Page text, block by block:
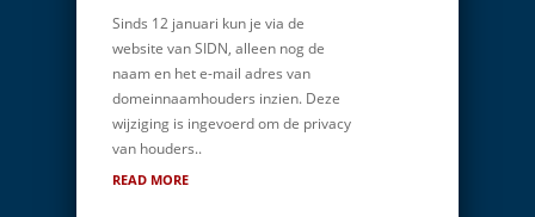
Sinds 12 januari kun je via de
website van SIDN, alleen nog de
naam en het e-mail adres van
domeinnaamhouders inzien. Deze
wijziging is ingevoerd om de privacy
van houders..
READ MORE